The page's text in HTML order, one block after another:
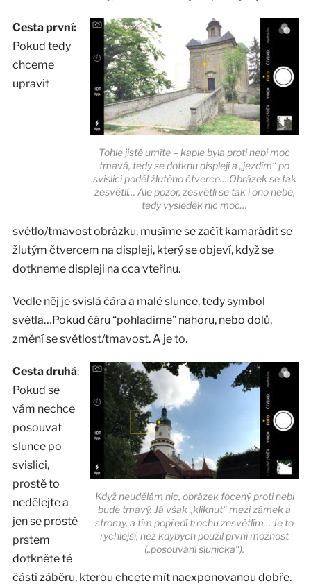
Tohle jistě umíte – kaple byla proti nebi moc
tmavá, tedy se dotknu displeji a „jezdím“ po
svislici podél žlutého čtverce… Obrázek se tak
zesvětlí… Ale pozor, zesvětlí se tak i ono nebe,
tedy výsledek nic moc…
Cesta první:
Pokud tedy
chceme
upravit
světlo/tmavost obrázku, musíme se začít kamarádit se
žlutým čtvercem na displeji, který se objeví, když se
dotkneme displeji na cca vteřinu.
Vedle něj je svislá čára a malé slunce, tedy symbol
světla…Pokud čáru “pohladíme” nahoru, nebo dolů,
změní se světlost/tmavost. A je to.
Když neudělám nic, obrázek focený proti nebi
bude tmavý. Já však „kliknut“ mezi zámek a
stromy, a tím popředí trochu zesvětlím… Je to
rychlejší, než kdybych použil první možnost
(„posouvání sluníčka“).
Cesta druhá:
Pokud se
vám nechce
posouvat
slunce po
svislici,
prostě to
nedělejte a
jen se prostě
prstem
dotkněte té
části záběru, kterou chcete mít naexponovanou dobře.